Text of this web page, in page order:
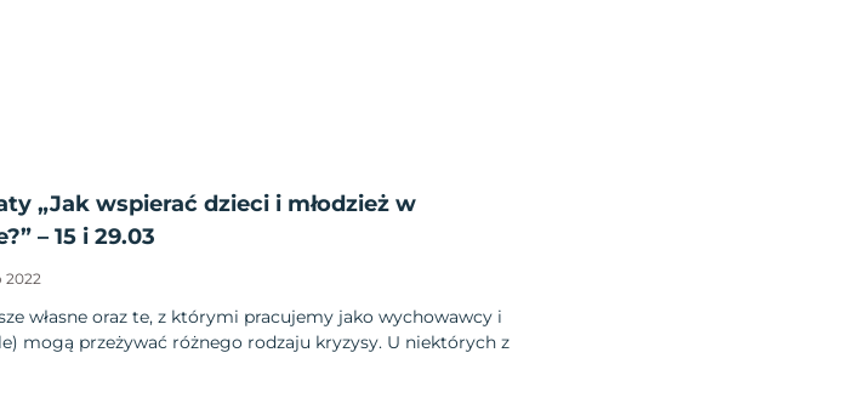
„Jak wspierać dzieci i młodzież w
– 15 i 29.03
2022
własne oraz te, z którymi pracujemy jako wychowawcy i
mogą przeżywać różnego rodzaju kryzysy. U niektórych z